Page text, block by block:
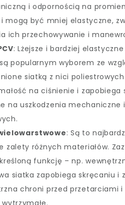
i odpornością na
mogą być mniej elastyczne,
ich przechowywanie i
: Lżejsze i bardziej
popularnym wyborem ze
siatką z nici
na ciśnienie i zapobiega
na uszkodzenia mechaniczne
: Są to
zalety różnych materiałów.
funkcję – np.
siatka zapobiega skręcaniu i
chroni przed przetarciami